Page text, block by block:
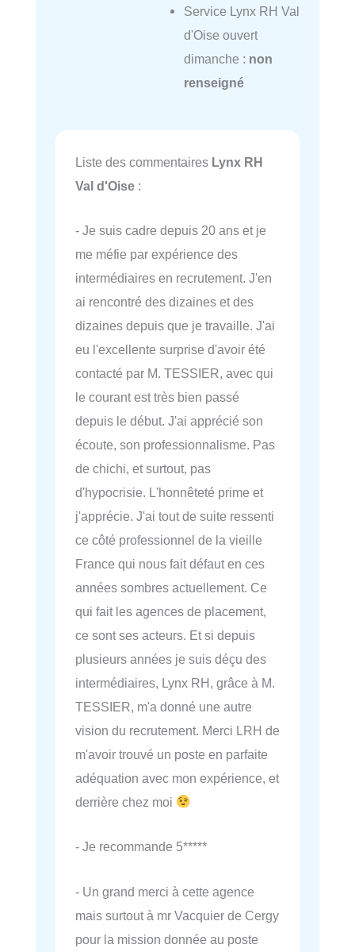
Service Lynx RH Val
d'Oise ouvert
dimanche : non
renseigné
Liste des commentaires Lynx RH
Val d'Oise :
- Je suis cadre depuis 20 ans et je
me méfie par expérience des
intermédiaires en recrutement. J'en
ai rencontré des dizaines et des
dizaines depuis que je travaille. J'ai
eu l'excellente surprise d'avoir été
contacté par M. TESSIER, avec qui
le courant est très bien passé
depuis le début. J'ai apprécié son
écoute, son professionnalisme. Pas
de chichi, et surtout, pas
d'hypocrisie. L'honnêteté prime et
j'apprécie. J'ai tout de suite ressenti
ce côté professionnel de la vieille
France qui nous fait défaut en ces
années sombres actuellement. Ce
qui fait les agences de placement,
ce sont ses acteurs. Et si depuis
plusieurs années je suis déçu des
intermédiaires, Lynx RH, grâce à M.
TESSIER, m'a donné une autre
vision du recrutement. Merci LRH de
m'avoir trouvé un poste en parfaite
adéquation avec mon expérience, et
derrière chez moi
- Je recommande 5*****
- Un grand merci à cette agence
mais surtout à mr Vacquier de Cergy
pour la mission donnée au poste